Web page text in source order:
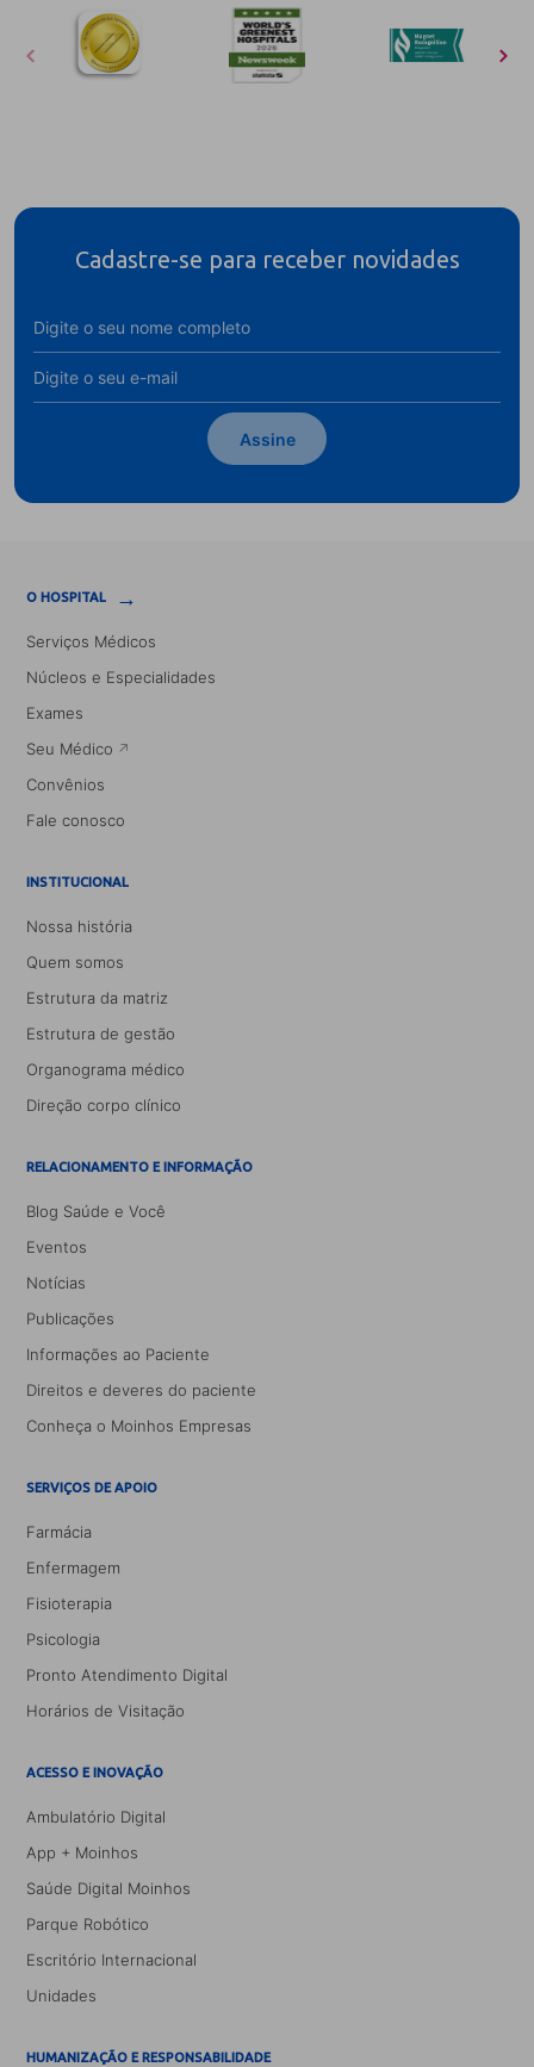
Cadastre-se para receber novidades
Assine
O HOSPITAL →
Serviços Médicos
Núcleos e Especialidades
Exames
Seu Médico
Convênios
Fale conosco
INSTITUCIONAL
Nossa história
Quem somos
Estrutura da matriz
Estrutura de gestão
Organograma médico
Direção corpo clínico
RELACIONAMENTO E INFORMAÇÃO
Blog Saúde e Você
Eventos
Notícias
Publicações
Informações ao Paciente
Direitos e deveres do paciente
Conheça o Moinhos Empresas
SERVIÇOS DE APOIO
Farmácia
Enfermagem
Fisioterapia
Psicologia
Pronto Atendimento Digital
Horários de Visitação
ACESSO E INOVAÇÃO
Ambulatório Digital
App + Moinhos
Saúde Digital Moinhos
Parque Robótico
Escritório Internacional
Unidades
HUMANIZAÇÃO E RESPONSABILIDADE